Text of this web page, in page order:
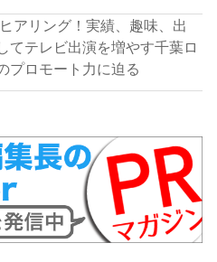
アリング！実績、趣味、出
てテレビ出演を増やす千葉ロ
プロモート力に迫る